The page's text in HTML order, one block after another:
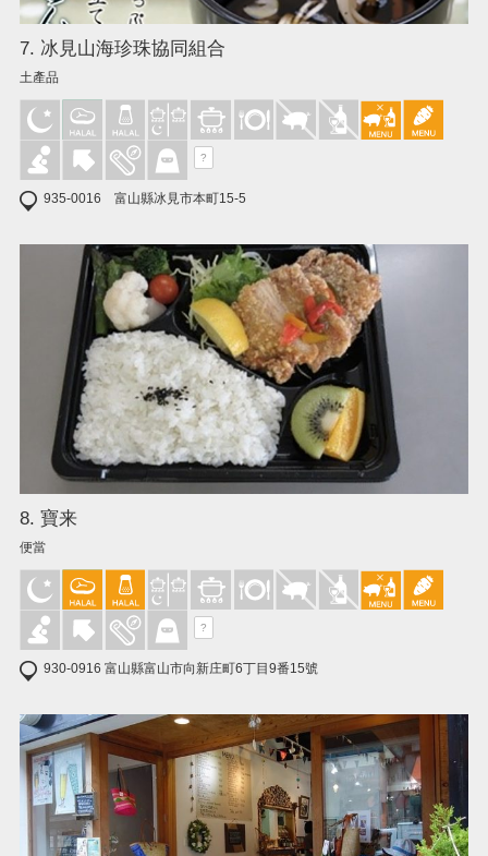
7. 冰見山海珍珠協同組合
土產品
?
935-0016 富山縣冰見市本町15-5
8. 寶来
便當
?
930-0916 富山縣富山市向新庄町6丁目9番15號